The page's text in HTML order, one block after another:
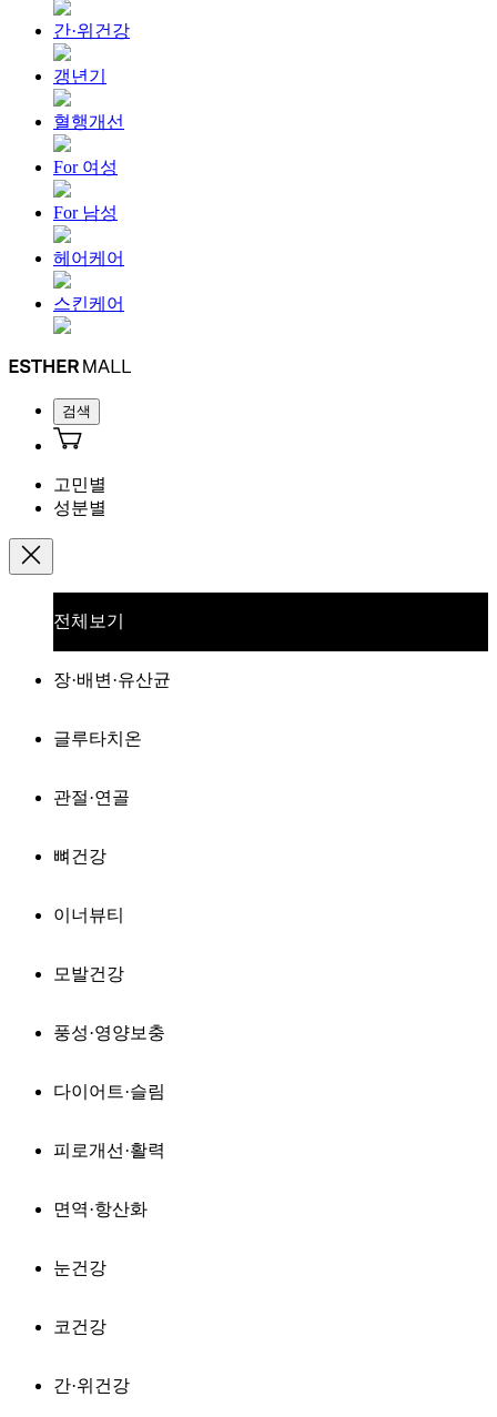
간·위건강
갱년기
혈행개선
For 여성
For 남성
헤어케어
스킨케어
검색
고민별
성분별
전체보기
장·배변·유산균
글루타치온
관절·연골
뼈건강
이너뷰티
모발건강
풍성·영양보충
다이어트·슬림
피로개선·활력
면역·항산화
눈건강
코건강
간·위건강